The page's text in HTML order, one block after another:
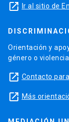
launch Ir al sitio de
Orientación y
género o
launch Contacto
launch Más